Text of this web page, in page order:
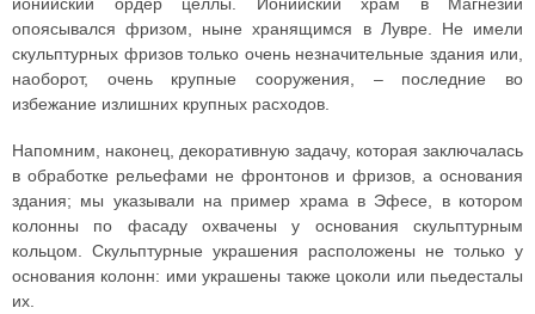
опоясывался фризом, ныне хранящимся в Лувре. Не имели
скульптурных фризов только очень незначительные здания или,
наоборот, очень крупные сооружения, – последние во
избежание излишних крупных расходов.
Напомним, наконец, декоративную задачу, которая заключалась
в обработке рельефами не фронтонов и фризов, а основания
здания; мы указывали на пример храма в Эфесе, в котором
колонны по фасаду охвачены у основания скульптурным
кольцом. Скульптурные украшения расположены не только у
основания колонн: ими украшены также цоколи или пьедесталы
их.